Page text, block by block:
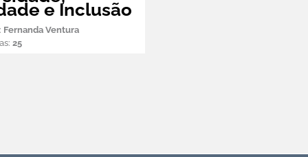
e Inclusão
Fernanda Ventura
25